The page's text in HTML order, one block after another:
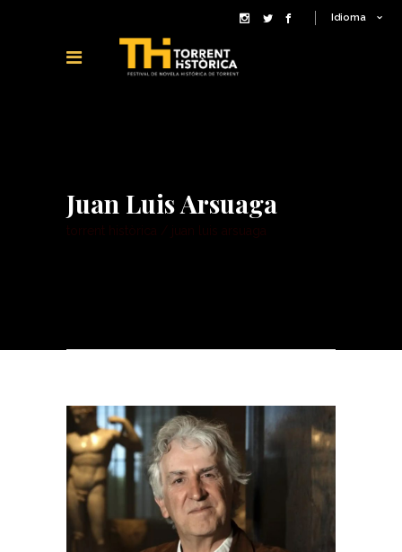
Idioma
Juan Luis Arsuaga
torrent històrica juan luis arsuaga